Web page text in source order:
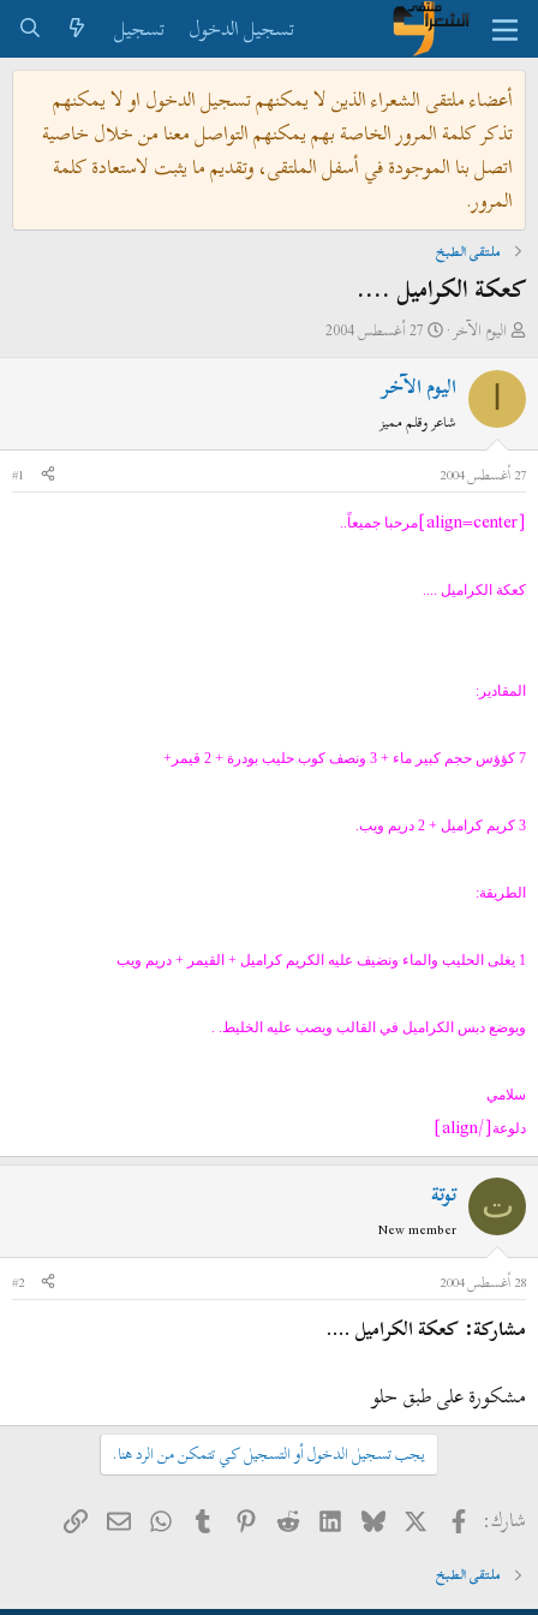
تسجيل الدخول
تسجيل
أعضاء ملتقى الشعراء الذين لا يمكنهم تسجيل الدخول او لا يمكنهم
تذكر كلمة المرور الخاصة بهم يمكنهم التواصل معنا من خلال خاصية
اتصل بنا الموجودة في أسفل الملتقى، وتقديم ما يثبت لاستعادة كلمة
المرور.
ملتقى الطبخ
كعكة الكراميل ....
ب
ئ
ل
م
و
و
ع
اليوم الآخر
ت
خ
ل
ب
27 أغسطس 2004
اليوم الآخر
شاعر وقلم مميز
27 أغسطس 2004
#1
[align=center] مرحبا جميعاً..
كعكة الكراميل ....
المقادير:
7 كؤؤس حجم كبير ماء + 3 ونصف كوب حليب بودرة + 2 قيمر+
3 كريم كراميل + 2 دريم ويب.
الطريقة:
1 يغلى الحليب والماء ونضيف عليه الكريم كراميل + القيمر + دريم ويب
ويوضع دبس الكراميل في القالب ويصب عليه الخليط. .
سلامي
دلوعة[/align]
ت توتة
New member
28 أغسطس 2004
#2
مشاركة: كعكة الكراميل ....
مشكورة على طبق حلو
يجب تسجيل الدخول أو التسجيل كي تتمكن من الرد هنا.
شارك: فيسبوك
X
Bluesky
LinkedIn
Reddit
Pinterest
Tumblr
WhatsApp
البريدالرابط
ملتقى الطبخ